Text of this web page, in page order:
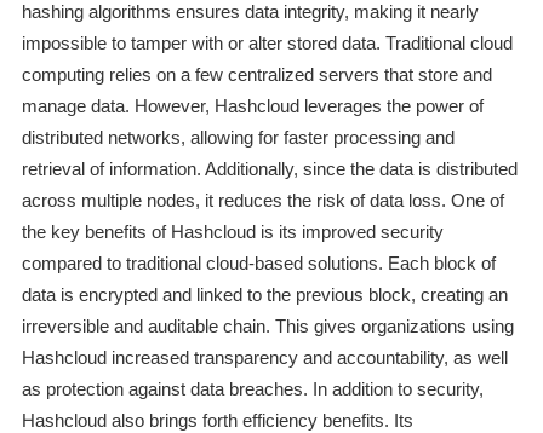
hashing algorithms ensures data integrity, making it nearly
impossible to tamper with or alter stored data. Traditional cloud
computing relies on a few centralized servers that store and
manage data. However, Hashcloud leverages the power of
distributed networks, allowing for faster processing and
retrieval of information. Additionally, since the data is distributed
across multiple nodes, it reduces the risk of data loss. One of
the key benefits of Hashcloud is its improved security
compared to traditional cloud-based solutions. Each block of
data is encrypted and linked to the previous block, creating an
irreversible and auditable chain. This gives organizations using
Hashcloud increased transparency and accountability, as well
as protection against data breaches. In addition to security,
Hashcloud also brings forth efficiency benefits. Its